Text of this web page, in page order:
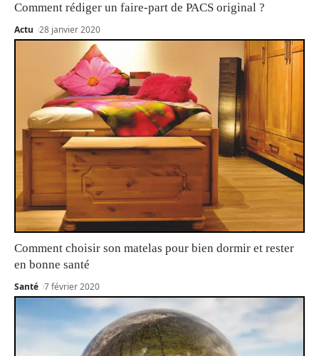
Comment rédiger un faire-part de PACS original ?
Actu 28 janvier 2020
Comment choisir son matelas pour bien dormir et rester
en bonne santé
Santé 7 février 2020